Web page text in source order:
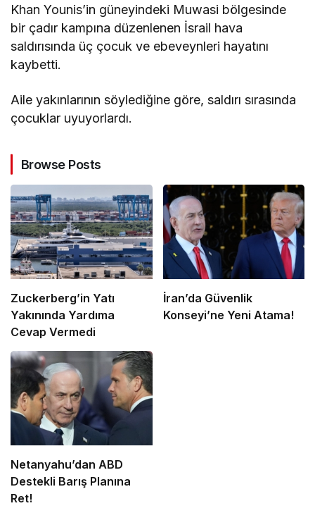
Khan Younis’in güneyindeki Muwasi bölgesinde
bir çadır kampına düzenlenen İsrail hava
saldırısında üç çocuk ve ebeveynleri hayatını
kaybetti.
Aile yakınlarının söylediğine göre, saldırı sırasında
çocuklar uyuyorlardı.
Browse Posts
Zuckerberg’in Yatı
Yakınında Yardıma
Cevap Vermedi
İran’da Güvenlik
Konseyi’ne Yeni Atama!
Netanyahu’dan ABD
Destekli Barış Planına
Ret!